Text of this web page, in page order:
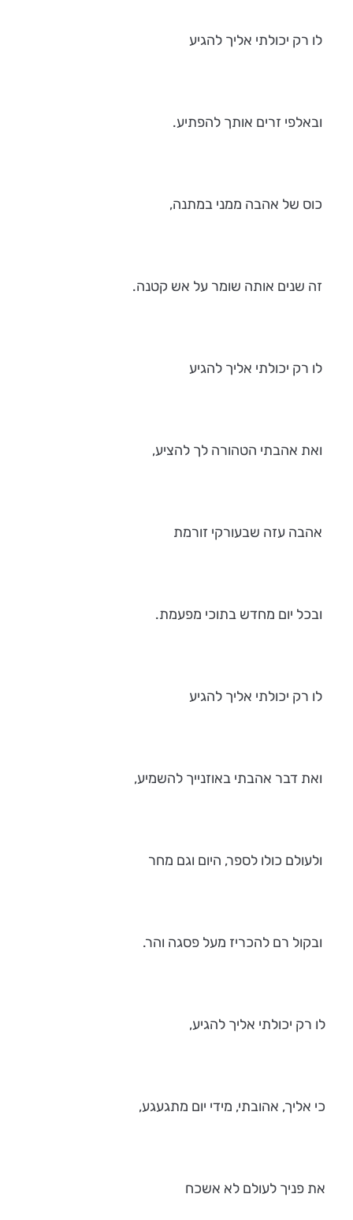
לו רק יכולתי אליך להגיע
ובאלפי זרים אותך להפתיע.
כוס של אהבה ממני במתנה,
זה שנים אותה שומר על אש קטנה.
לו רק יכולתי אליך להגיע
ואת אהבתי הטהורה לך להציע,
אהבה עזה שבעורקי זורמת
ובכל יום מחדש בתוכי מפעמת.
לו רק יכולתי אליך להגיע
ואת דבר אהבתי באוזנייך להשמיע,
ולעולם כולו לספר, היום וגם מחר
ובקול רם להכריז מעל פסגה והר.
לו רק יכולתי אליך להגיע,
כי אליך, אהובתי, מידי יום מתגעגע,
את פניך לעולם לא אשכח